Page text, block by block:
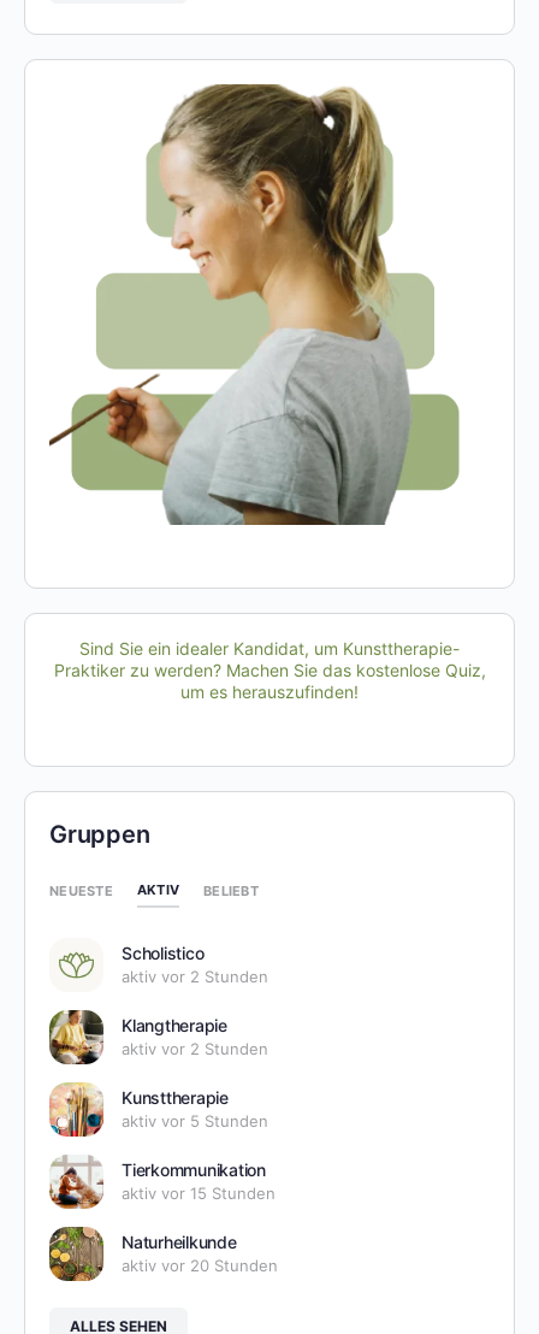
Sind Sie ein idealer Kandidat, um Kunsttherapie-
Praktiker zu werden? Machen Sie das kostenlose Quiz,
um es herauszufinden!
Gruppen
NEUESTE AKTIV BELIEBT
Scholistico
aktiv vor 2 Stunden
Klangtherapie
aktiv vor 2 Stunden
Kunsttherapie
aktiv vor 5 Stunden
Tierkommunikation
aktiv vor 15 Stunden
Naturheilkunde
aktiv vor 20 Stunden
ALLES SEHEN